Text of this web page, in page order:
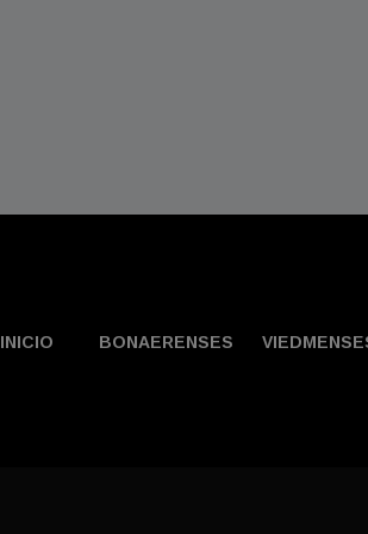
INICIO BONAERENSES